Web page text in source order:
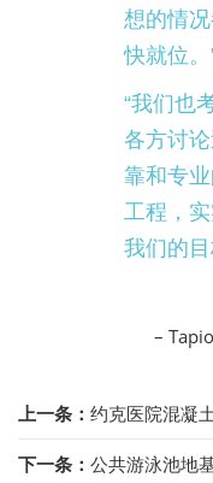
想的情
快就位。
“我们也
各方讨
靠和专
工程，
我们的
–
上一条： 约克医院混凝
下一条： 公共游泳池地